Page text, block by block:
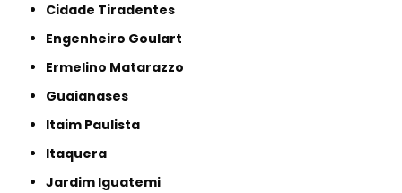
Cidade Tiradentes
Engenheiro Goulart
Ermelino Matarazzo
Guaianases
Itaim Paulista
Itaquera
Jardim Iguatemi